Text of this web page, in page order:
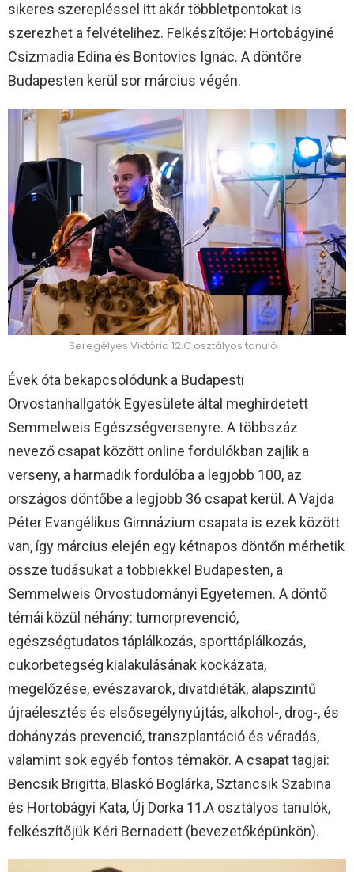
sikeres szerepléssel itt akár többletpontokat is
szerezhet a felvételihez. Felkészítője: Hortobágyiné
Csizmadia Edina és Bontovics Ignác. A döntőre
Budapesten kerül sor március végén.
Seregélyes Viktória 12.C osztályos tanuló
Évek óta bekapcsolódunk a Budapesti
Orvostanhallgatók Egyesülete által meghirdetett
Semmelweis Egészségversenyre. A többszáz
nevező csapat között online fordulókban zajlik a
verseny, a harmadik fordulóba a legjobb 100, az
országos döntőbe a legjobb 36 csapat kerül. A Vajda
Péter Evangélikus Gimnázium csapata is ezek között
van, így március elején egy kétnapos döntőn mérhetik
össze tudásukat a többiekkel Budapesten, a
Semmelweis Orvostudományi Egyetemen. A döntő
témái közül néhány: tumorprevenció,
egészségtudatos táplálkozás, sporttáplálkozás,
cukorbetegség kialakulásának kockázata,
megelőzése, evészavarok, divatdiéták, alapszintű
újraélesztés és elsősegélynyújtás, alkohol-, drog-, és
dohányzás prevenció, transzplantáció és véradás,
valamint sok egyéb fontos témakör. A csapat tagjai:
Bencsik Brigitta, Blaskó Boglárka, Sztancsik Szabina
és Hortobágyi Kata, Új Dorka 11.A osztályos tanulók,
felkészítőjük Kéri Bernadett (bevezetőképünkön).